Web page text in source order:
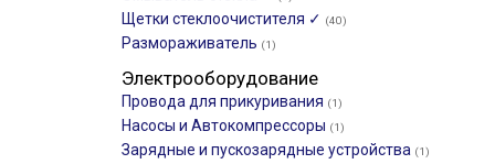
Щетки стеклоочистителя ✓ (40)
Размораживатель (1)
Электрооборудование
Провода для прикуривания (1)
Насосы и Автокомпрессоры (1)
Зарядные и пускозарядные устройства (1)